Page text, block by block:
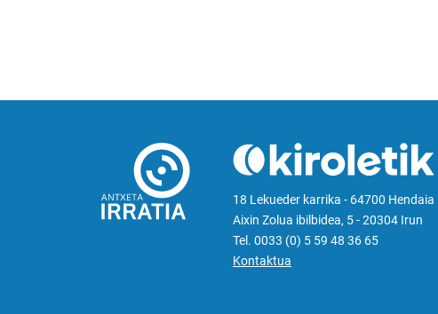
18 Lekueder karrika - 64700 Hendaia
Aixin Zolua ibilbidea, 5 - 20304 Irun
Tel. 0033 (0) 5 59 48 36 65
Kontaktua